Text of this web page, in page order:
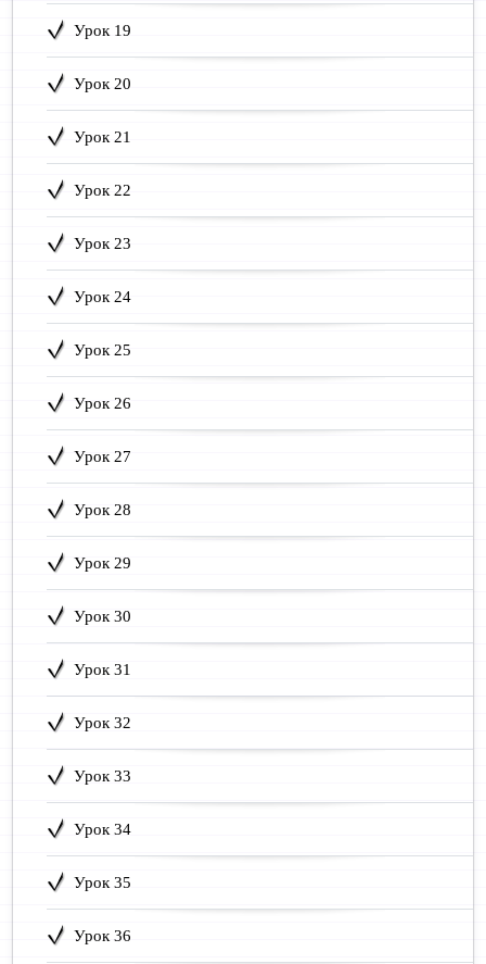
Урок 19
Урок 20
Урок 21
Урок 22
Урок 23
Урок 24
Урок 25
Урок 26
Урок 27
Урок 28
Урок 29
Урок 30
Урок 31
Урок 32
Урок 33
Урок 34
Урок 35
Урок 36